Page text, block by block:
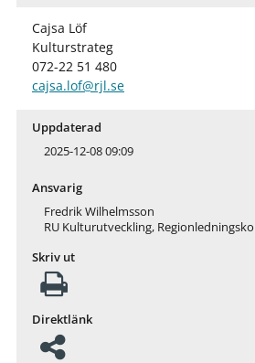
Cajsa Löf
Kulturstrateg
072-22 51 480
cajsa.lof@rjl.se
Uppdaterad
2025-12-08 09:09
Ansvarig
Fredrik Wilhelmsson
RU Kulturutveckling,
Skriv ut
Direktlänk